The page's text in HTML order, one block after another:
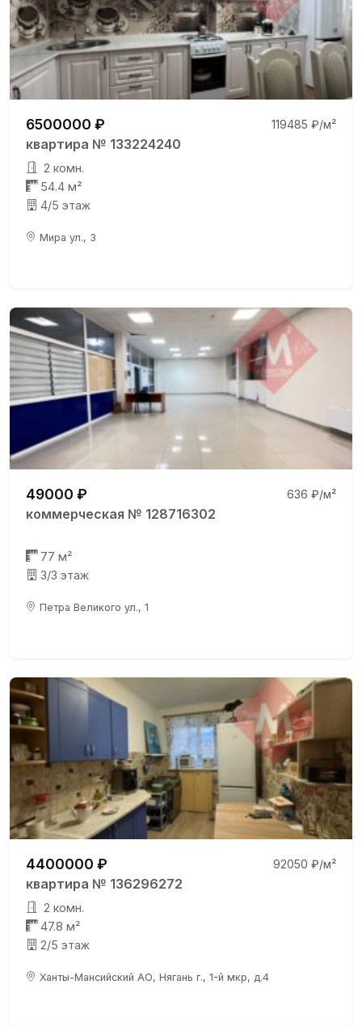
6500000 ₽ 119485 ₽/м²
квартира № 133224240
2 комн.
54.4 м²
4/5 этаж
Мира ул., 3
49000 ₽ 636 ₽/м²
коммерческая № 128716302
77 м²
3/3 этаж
Петра Великого ул., 1
4400000 ₽ 92050 ₽/м²
квартира № 136296272
2 комн.
47.8 м²
2/5 этаж
Ханты-Мансийский АО, Нягань г., 1-й мкр, д.4